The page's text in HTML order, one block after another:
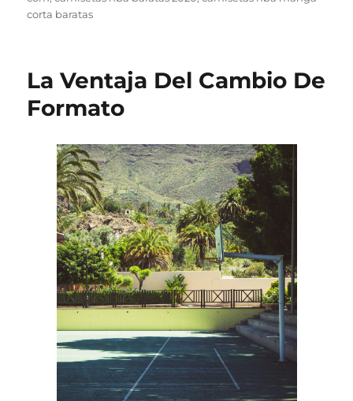
corta baratas
La Ventaja Del Cambio De
Formato